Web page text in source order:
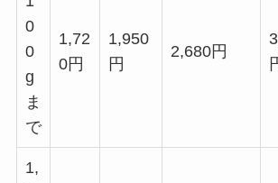
0
0
g
ま
で
1,72
0円
1,950
円
2,680円
1,